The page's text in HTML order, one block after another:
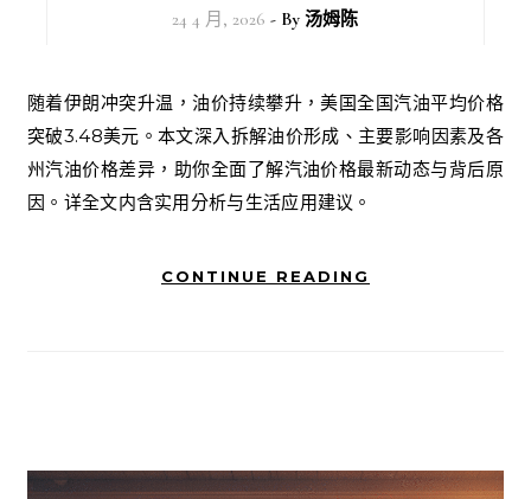
24 4 月, 2026 - By汤姆陈
随着伊朗冲突升温，油价持续攀升，美国全国汽油平均价格
突破3.48美元。本文深入拆解油价形成、主要影响因素及各
州汽油价格差异，助你全面了解汽油价格最新动态与背后原
因。详全文内含实用分析与生活应用建议。
CONTINUE READING